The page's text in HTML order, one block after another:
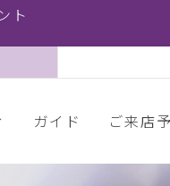
ト
ガイド ご来店